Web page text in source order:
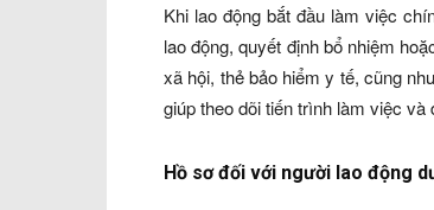
Khi lao động bắt đầu làm việc
lao động, quyết định bổ nhiệm
xã hội, thẻ bảo hiểm y tế, cũng
giúp theo dõi tiến trình làm việc
Hồ sơ đối với người lao động